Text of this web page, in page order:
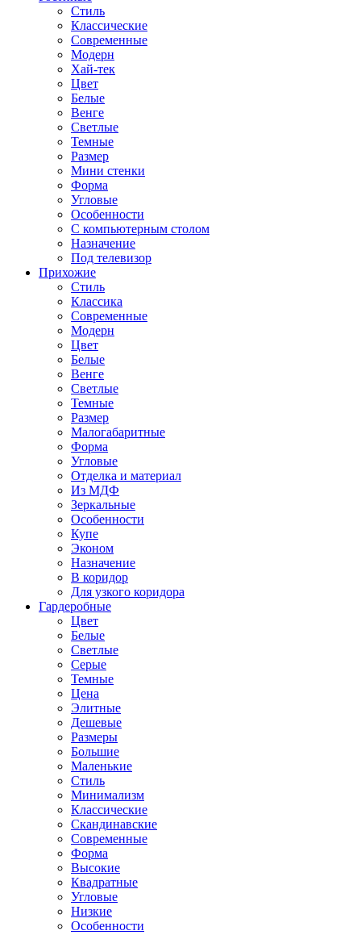
Стиль
Классические
Современные
Модерн
Хай-тек
Цвет
Белые
Венге
Светлые
Темные
Размер
Мини стенки
Форма
Угловые
Особенности
С компьютерным столом
Назначение
Под телевизор
Прихожие
Стиль
Классика
Современные
Модерн
Цвет
Белые
Венге
Светлые
Темные
Размер
Малогабаритные
Форма
Угловые
Отделка и материал
Из МДФ
Зеркальные
Особенности
Купе
Эконом
Назначение
В коридор
Для узкого коридора
Гардеробные
Цвет
Белые
Светлые
Серые
Темные
Цена
Элитные
Дешевые
Размеры
Большие
Маленькие
Стиль
Минимализм
Классические
Скандинавские
Современные
Форма
Высокие
Квадратные
Угловые
Низкие
Особенности